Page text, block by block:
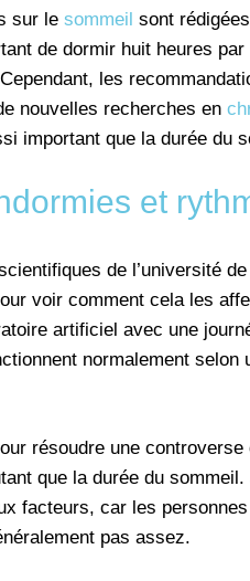
sur le sommeil sont
de dormir huit heures
les
nouvelles recherches en
important que la durée du
et
de l’université
voir comment cela les
artificiel avec une
normalement selon
résoudre une
que la durée du
facteurs, car les
pas assez.